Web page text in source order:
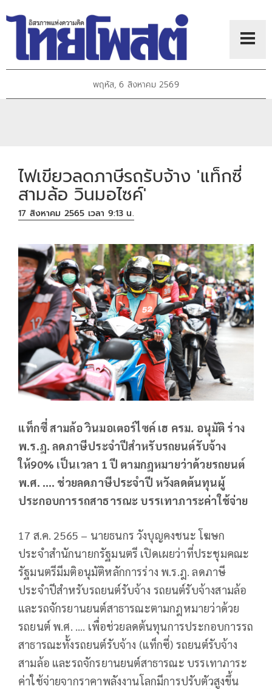
พฤหัส, 6 สิงหาคม 2569
ไฟเขียวลดภาษีรถรับจ้าง 'แท็กซี่
สามล้อ วินมอไซค์'
17 สิงหาคม 2565 เวลา 9:13 น.
แท็กซี่ สามล้อ วินมอเตอร์ไซค์ เฮ ครม. อนุมัติ ร่าง
พ.ร.ฎ. ลดภาษีประจำปีสำหรับรถยนต์รับจ้าง
ให้90% เป็นเวลา 1 ปี ตามกฎหมายว่าด้วยรถยนต์
พ.ศ. …. ช่วยลดภาษีประจำปี หวังลดต้นทุนผู้
ประกอบการรถสาธารณะ บรรเทาภาระค่าใช้จ่าย
17 ส.ค. 2565 – นายธนกร วังบุญคงชนะ โฆษก
ประจำสำนักนายกรัฐมนตรี เปิดเผยว่าที่ประชุมคณะ
รัฐมนตรีมีมติอนุมัติหลักการร่าง พ.ร.ฎ. ลดภาษี
ประจำปีสำหรับรถยนต์รับจ้าง รถยนต์รับจ้างสามล้อ
และรถจักรยานยนต์สาธารณะตามกฎหมายว่าด้วย
รถยนต์ พ.ศ. …. เพื่อช่วยลดต้นทุนการประกอบการรถ
สาธารณะทั้งรถยนต์รับจ้าง (แท็กซี่) รถยนต์รับจ้าง
สามล้อ และรถจักรยานยนต์สาธารณะ บรรเทาภาระ
ค่าใช้จ่ายจากราคาพลังงานโลกมีการปรับตัวสูงขึ้น